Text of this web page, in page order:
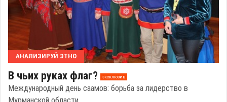
АНАЛИЗИРУЙ ЭТНО
В чьих руках флаг? эксклюзив
Международный день саамов: борьба за лидерство в